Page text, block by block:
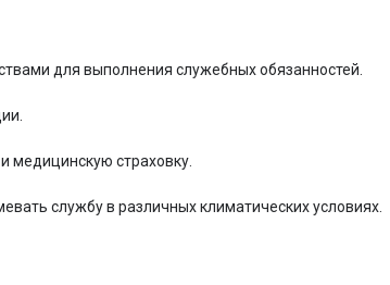
для выполнения служебных обязанностей.
медицинскую страховку.
службу в различных климатических условиях.